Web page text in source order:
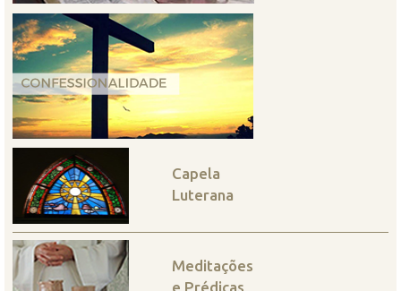
Capela
Luterana
Meditações
e Prédicas